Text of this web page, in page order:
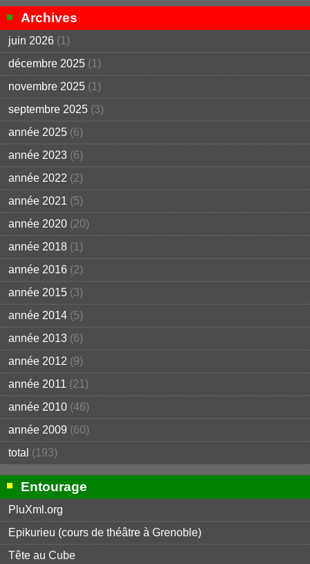
Archives
juin 2026 (1)
décembre 2025 (1)
novembre 2025 (1)
septembre 2025 (3)
année 2025 (6)
année 2023 (6)
année 2022 (2)
année 2021 (5)
année 2020 (20)
année 2018 (1)
année 2016 (2)
année 2015 (3)
année 2014 (5)
année 2013 (6)
année 2012 (9)
année 2011 (21)
année 2010 (46)
année 2009 (60)
total (193)
Entourage
PluXml.org
Epikurieu (cours de théâtre à Grenoble)
Tête au Cube